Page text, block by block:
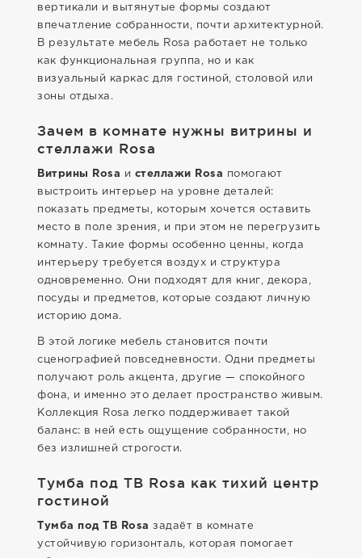
вертикали и вытянутые формы создают
впечатление собранности, почти архитектурной.
В результате мебель Rosa работает не только
как функциональная группа, но и как
визуальный каркас для гостиной, столовой или
зоны отдыха.
Зачем в комнате нужны витрины и
стеллажи Rosa
Витрины Rosa и стеллажи Rosa помогают
выстроить интерьер на уровне деталей:
показать предметы, которым хочется оставить
место в поле зрения, и при этом не перегрузить
комнату. Такие формы особенно ценны, когда
интерьеру требуется воздух и структура
одновременно. Они подходят для книг, декора,
посуды и предметов, которые создают личную
историю дома.
В этой логике мебель становится почти
сценографией повседневности. Одни предметы
получают роль акцента, другие — спокойного
фона, и именно это делает пространство живым.
Коллекция Rosa легко поддерживает такой
баланс: в ней есть ощущение собранности, но
без излишней строгости.
Тумба под ТВ Rosa как тихий центр
гостиной
Тумба под ТВ Rosa задаёт в комнате
устойчивую горизонталь, которая помогает